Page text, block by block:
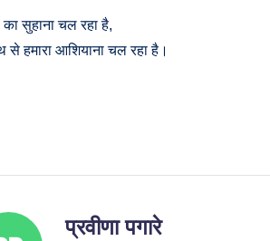
सुहाना चल रहा है,
से हमारा आशियाना चल रहा है।
प्रवीणा पगारे